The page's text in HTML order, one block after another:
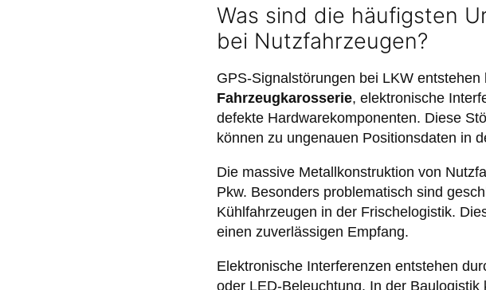
Was sind die häufigsten
bei Nutzfahrzeugen?
GPS-Signalstörungen bei LKW entstehen
Fahrzeugkarosserie, elektronische
defekte Hardwarekomponenten. Diese
können zu ungenauen Positionsdaten in
Die massive Metallkonstruktion von
Pkw. Besonders problematisch sind
Kühlfahrzeugen in der Frischelogistik.
einen zuverlässigen Empfang.
Elektronische Interferenzen entstehen
oder LED-Beleuchtung. In der